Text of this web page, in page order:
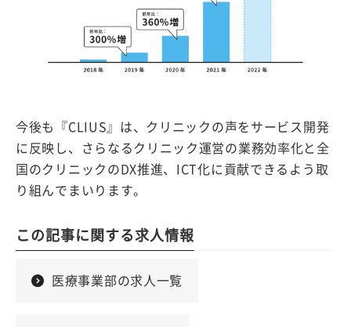
今後も『CLIUS』は、クリニックの声をサービス開発
に反映し、さらなるクリニック運営の業務効率化と全
国のクリニックのDX推進、ICT化に貢献できるよう取
り組んでまいります。
この記事に関する求人情報
医療事業部の求人一覧